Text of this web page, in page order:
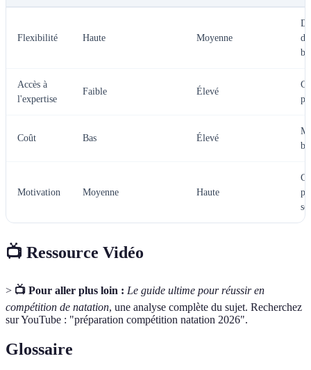
Flexibilité Haute Moyenne
Accès à
l'expertise
Faible Élevé
Coût Bas Élevé
Motivation Moyenne Haute
📺 Ressource Vidéo
> 📺 Pour aller plus loin : Le guide ultime pour réussir en
compétition de natation, une analyse complète du sujet. Recherchez
sur YouTube : "préparation compétition natation 2026".
Glossaire